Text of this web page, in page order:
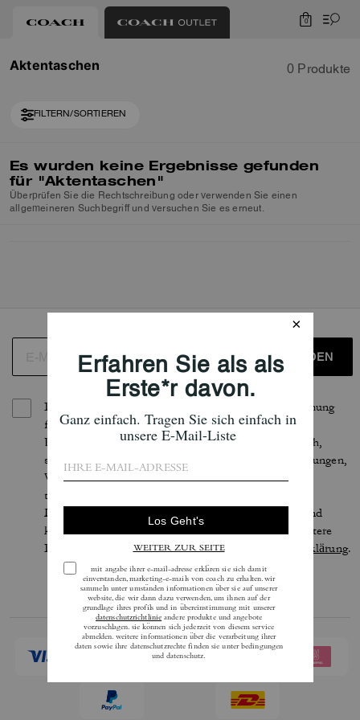
0
Aktentaschen 0 Produkte
FILTERN/SORTIEREN
Es wurden keine Ergebnisse gefunden
für "Aktentaschen"
Überprüfen Sie die Rechtschreibung oder verwenden Sie einen
allgemeineren Suchbegriff und versuchen Sie es erneut.
ANMELDEN
Indem Sie sich anmelden, erteilen Sie Ihre Zustimmung
für den Erhalt von E-Mails über die neuesten
Kollektionen, Angebote und Neuigkeiten von Coach,
sowie Informationen darüber, wie Sie an Veranstaltungen,
Wettbewerben oder Werbekampagnen von Coach
teilnehmen können. Im Rahmen der geltenden
Datenschutzgesetze haben Sie bestimmte Rechte und
können Ihre Einwilligung jederzeit widerrufen. Weitere
Informationen finden Sie in unserer
Datenschutzerklärung.